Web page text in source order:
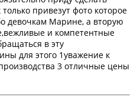
привезут фото которое
девочкам Марине, а вторую
и компетентные
в эту
для этого 1уважение к
3 отличные цены